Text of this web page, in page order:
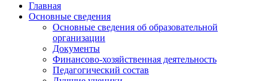
Главная
Основные сведения
Основные сведения об образовательной
организации
Документы
Финансово-хозяйственная деятельность
Педагогический состав